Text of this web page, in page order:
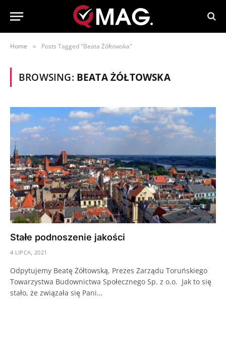
Home » Posts Tagged "Beata Żółtowska"
BROWSING: BEATA ŻÓŁTOWSKA
Stałe podnoszenie jakości
4 LIPCA, 2021
Odpytujemy Beatę Żółtowską, Prezes Zarządu Toruńskiego
Towarzystwa Budownictwa Społecznego Sp. z o.o. Jak to się
stało, że związała się Pani…